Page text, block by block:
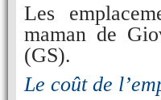
Les
maman de
(GS).
Le coût de l